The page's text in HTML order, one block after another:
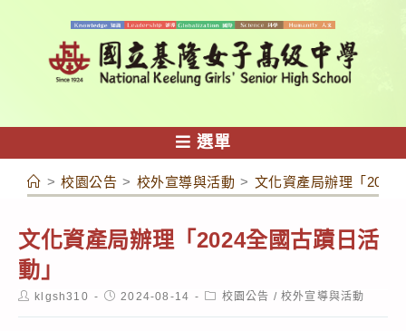
容
選單
> 校園公告 > 校外宣導與活動 > 文化資產局辦理「2024
文化資產局辦理「2024全國古蹟日活
動」
Postklgsh310
Post2024-08-14
Post校園公告 / 校外宣導與活動